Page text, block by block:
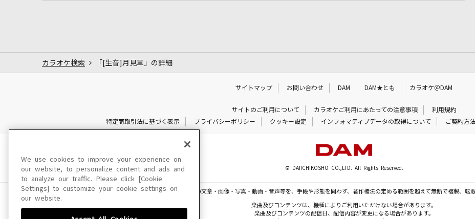
カラオケ検索 「[生音]月見草」の詳細
サイトマップ お問い合わせ DAM DAM★とも カラオケ＠DAM
サイトのご利用について カラオケご利用にあたっての注意事項
利用規約
特定商取引法に基づく表示
プライバシーポリシー クッキー設定 インフォマティブデータの取得について ご契約方
© DAIICHIKOSHO CO.,LTD. All Rights Reserved.
このサイトに掲載されている一切の文章・画像・写真・動画・音声等を、手段や形態を問わず、著作権法の定める範囲を超えて無断で複製、転
楽曲及びコンテンツは、機種によりご利用いただけない場合があります。
楽曲及びコンテンツの配信日、配信内容が変更になる場合があります。
We use cookies to improve your experience on
our website, to personalize content and ads and
to analyze our traffic. Please click [Cookie
Settings] to customize your cookie settings on
our website.